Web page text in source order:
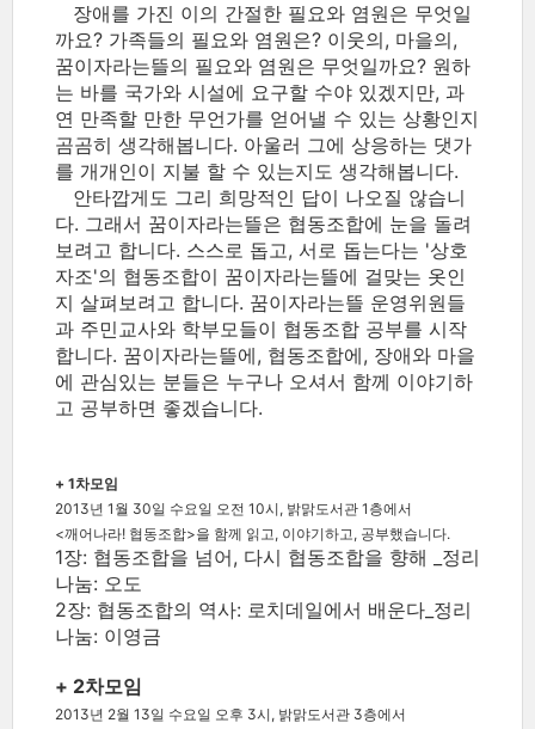
장애를 가진 이의 간절한 필요와 염원은 무엇일
까요? 가족들의 필요와 염원은? 이웃의, 마을의,
꿈이자라는뜰의 필요와 염원은 무엇일까요? 원하
는 바를 국가와 시설에 요구할 수야 있겠지만, 과
연 만족할 만한 무언가를 얻어낼 수 있는 상황인지
곰곰히 생각해봅니다. 아울러 그에 상응하는 댓가
를 개개인이 지불 할 수 있는지도 생각해봅니다.
안타깝게도 그리 희망적인 답이 나오질 않습니
다. 그래서 꿈이자라는뜰은 협동조합에 눈을 돌려
보려고 합니다. 스스로 돕고, 서로 돕는다는 '상호
자조'의 협동조합이 꿈이자라는뜰에 걸맞는 옷인
지 살펴보려고 합니다. 꿈이자라는뜰 운영위원들
과 주민교사와 학부모들이 협동조합 공부를 시작
합니다. 꿈이자라는뜰에, 협동조합에, 장애와 마을
에 관심있는 분들은 누구나 오셔서 함께 이야기하
고 공부하면 좋겠습니다.
+ 1차모임
2013년 1월 30일 수요일 오전 10시, 밝맑도서관 1층에서
<깨어나라! 협동조합>을 함께 읽고, 이야기하고, 공부했습니다.
1장: 협동조합을 넘어, 다시 협동조합을 향해 _정리
나눔: 오도
2장: 협동조합의 역사: 로치데일에서 배운다_정리
나눔: 이영금
+ 2차모임
2013년 2월 13일 수요일 오후 3시, 밝맑도서관 3층에서